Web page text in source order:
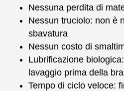
Nessuna perdita di
Nessun truciolo: non è
sbavatura
Nessun costo di
Lubrificazione
lavaggio prima della
Tempo di ciclo veloce: